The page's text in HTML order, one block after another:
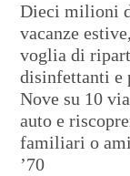
Dieci milioni
vacanze
voglia di
disinfettanti e
Nove su 10
auto e
familiari o
’70